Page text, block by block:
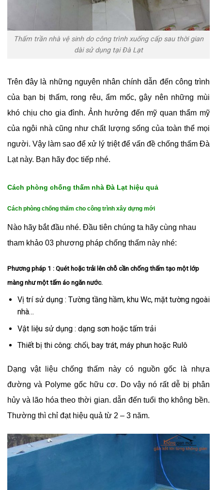
Thấm trần nhà vệ sinh do công trình xuống cấp sau thời gian
dài sử dụng tại Đà Lạt
Trên đây là những nguyên nhân chính dẫn đến công trình
của bạn bị thấm, rong rêu, ẩm mốc, gây nên những mùi
khó chịu cho gia đình. Ảnh hưởng đến mỹ quan thẩm mỹ
của ngôi nhà cũng như chất lượng sống của toàn thể mọi
người. Vậy làm sao để xử lý triệt để vấn đề chống thấm Đà
Lạt này. Bạn hãy đọc tiếp nhé.
Cách phòng chống thấm nhà Đà Lạt hiệu quả
Cách phòng chống thấm cho công trình xây dựng mới
Nào hãy bắt đầu nhé. Đầu tiên chúng ta hãy cùng nhau
tham khảo 03 phương pháp chống thấm này nhé:
Phương pháp 1 : Quét hoặc trải lên chỗ cần chống thấm tạo một lớp
màng như một tấm áo ngăn nước.
Vị trí sử dụng : Tường tầng hầm, khu Wc, mặt tường ngoài
nhà…
Vật liệu sử dụng : dạng sơn hoặc tấm trải
Thiết bị thi công: chổi, bay trát, máy phun hoặc Rulô
Dạng vật liệu chống thấm này có nguồn gốc là nhựa
đường và Polyme gốc hữu cơ. Do vậy nó rất dễ bị phân
hủy và lão hóa theo thời gian. dẫn đến tuổi thọ không bền.
Thường thì chỉ đạt hiệu quả từ 2 – 3 năm.